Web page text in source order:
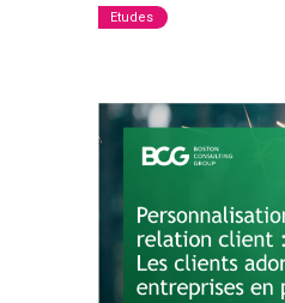
Etudes